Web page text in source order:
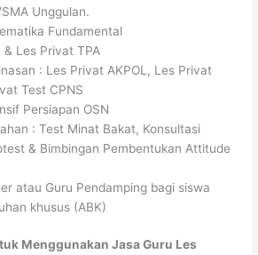
Unggulan.
Fundamental
& Les Privat TPA
: Les Privat AKPOL, Les Privat
Test CPNS
Persiapan OSN
: Test Minat Bakat, Konsultasi
& Bimbingan Pembentukan Attitude
atau Guru Pendamping bagi siswa
khusus (ABK)
Menggunakan Jasa Guru Les